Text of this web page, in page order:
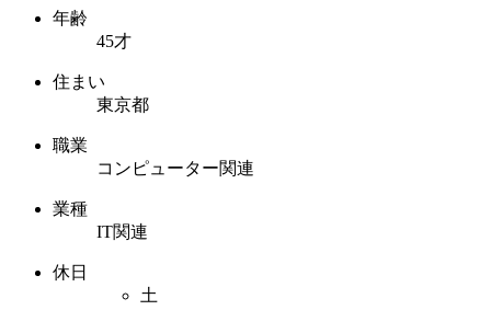
年齢
45才
住まい
東京都
職業
コンピューター関連
業種
IT関連
休日
土